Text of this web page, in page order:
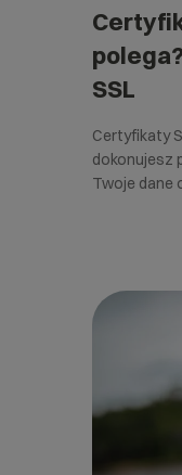
SSL
Certyfikaty
dokonujesz
Twoje dane